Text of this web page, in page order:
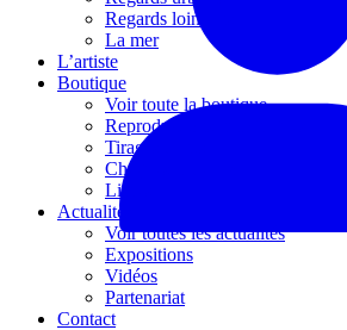
Regards lointains
La mer
L’artiste
Boutique
Voir toute la boutique
Reproductions numériques
Tirages d’arts
Chèques cadeaux
Livres
Actualités
Voir toutes les actualités
Expositions
Vidéos
Partenariat
Contact